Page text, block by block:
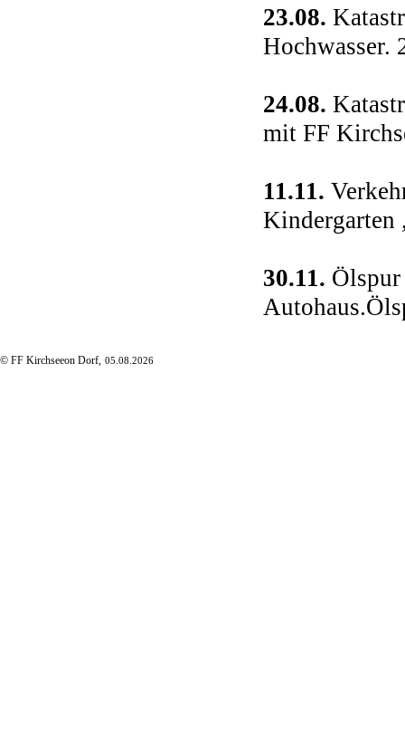
23.08.
Hochwasser.
24.08.
mit FF
11.11.
Kindergarten
30.11.
© FF Kirchseeon Dorf, 05.08.2026